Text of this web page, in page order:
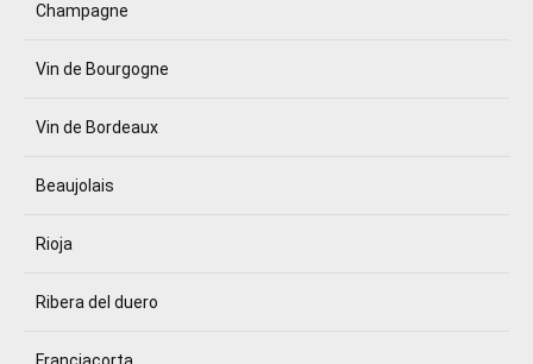
Champagne
Vin de Bourgogne
Vin de Bordeaux
Beaujolais
Rioja
Ribera del duero